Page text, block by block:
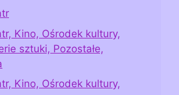
Kino, Ośrodek kultury,
sztuki, Pozostałe,
Kino, Ośrodek kultury,